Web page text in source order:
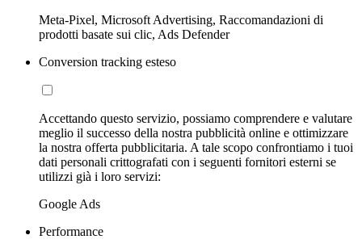
Meta-Pixel, Microsoft Advertising, Raccomandazioni di
prodotti basate sui clic, Ads Defender
Conversion tracking esteso
Accettando questo servizio, possiamo comprendere e valutare
meglio il successo della nostra pubblicità online e ottimizzare
la nostra offerta pubblicitaria. A tale scopo confrontiamo i tuoi
dati personali crittografati con i seguenti fornitori esterni se
utilizzi già i loro servizi:
Google Ads
Performance